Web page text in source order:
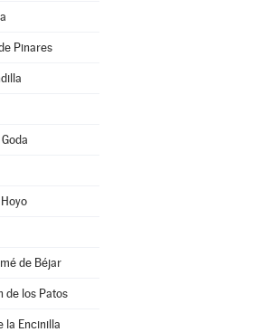
Pinares
de Béjar
de los Patos
la Encinilla